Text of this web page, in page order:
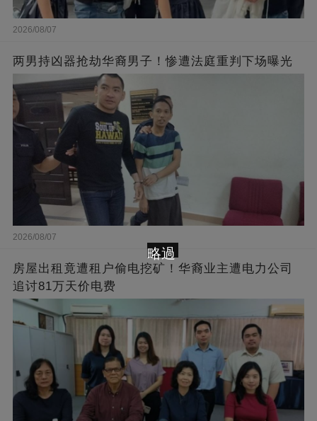
2026/08/07
两男持凶器抢劫华裔男子！惨遭法庭重判下场曝光
2026/08/07
房屋出租竟遭租户偷电挖矿！华裔业主遭电力公司
追讨81万天价电费
略過